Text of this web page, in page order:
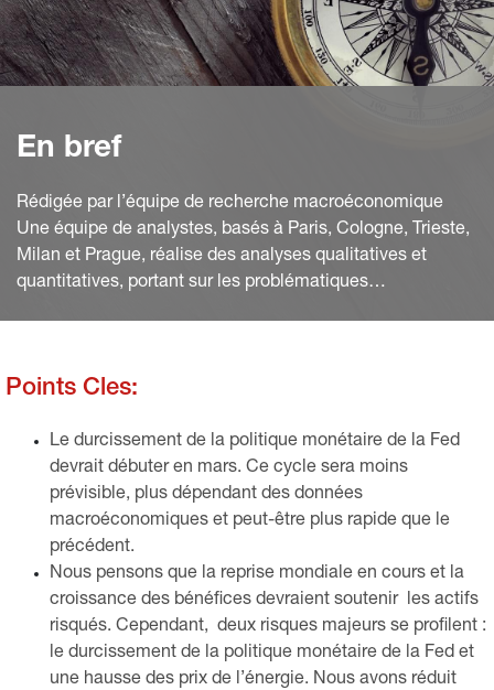
En bref
Rédigée par l’équipe de recherche macroéconomique
Une équipe de analystes, basés à Paris, Cologne, Trieste,
Milan et Prague, réalise des analyses qualitatives et
quantitatives, portant sur les problématiques
Points Cles:
Le durcissement de la politique monétaire de la Fed
devrait débuter en mars. Ce cycle sera moins
prévisible, plus dépendant des données
macroéconomiques et peut-être plus rapide que le
précédent.
Nous pensons que la reprise mondiale en cours et la
croissance des bénéfices devraient soutenir les actifs
risqués. Cependant, deux risques majeurs se profilent :
le durcissement de la politique monétaire de la Fed et
une hausse des prix de l’énergie. Nous avons réduit